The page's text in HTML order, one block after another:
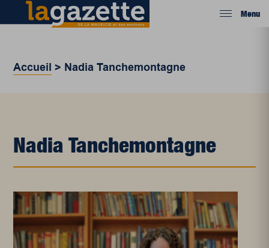
Menu
Accueil > Nadia Tanchemontagne
Nadia Tanchemontagne